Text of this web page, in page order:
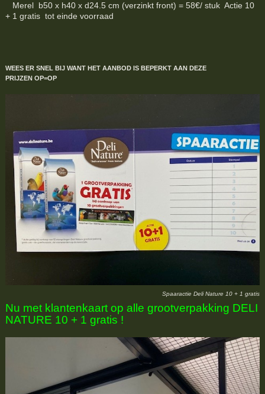
Merel b50 x h40 x d24.5 cm (verzinkt front) = 58€/ stuk Actie 10
+ 1 gratis tot einde voorraad
WEES ER SNEL BIJ WANT HET AANBOD IS BEPERKTAAN DEZE
PRIJZEN OP=OP
Spaaractie Deli Nature 10 + 1 gratis
Nu met klantenkaart op alle grootverpakking DELI
NATURE 10 + 1 gratis !